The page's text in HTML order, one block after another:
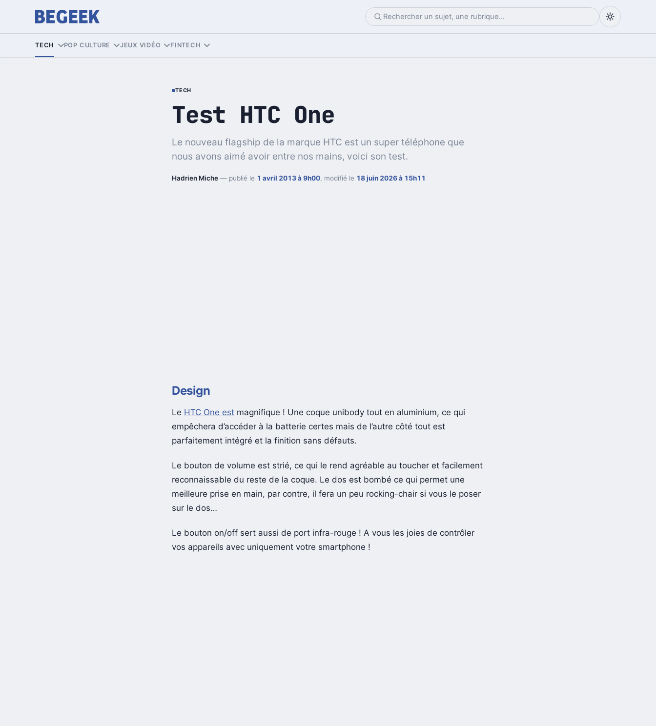
TECH POP CULTURE JEUX VIDÉO FINTECH
TECH
Test HTC One
Le nouveau flagship de la marque HTC est un super téléphone que
nous avons aimé avoir entre nos mains, voici son test.
Hadrien Miche — publié le 1 avril 2013 à 9h00, modifié le 18 juin 2026 à 15h11
Design
Le HTC One est magnifique ! Une coque unibody tout en aluminium, ce qui
empêchera d’accéder à la batterie certes mais de l’autre côté tout est
parfaitement intégré et la finition sans défauts.
Le bouton de volume est strié, ce qui le rend agréable au toucher et facilement
reconnaissable du reste de la coque. Le dos est bombé ce qui permet une
meilleure prise en main, par contre, il fera un peu rocking-chair si vous le poser
sur le dos…
Le bouton on/off sert aussi de port infra-rouge ! A vous les joies de contrôler
vos appareils avec uniquement votre smartphone !